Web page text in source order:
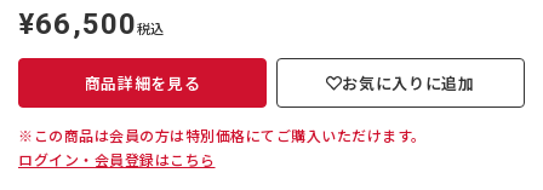
定
価
¥66,500税込
商品詳細を見る お気に入りに追加
※この商品は会員の方は特別価格にてご購入いただけます。
ログイン・会員登録はこちら